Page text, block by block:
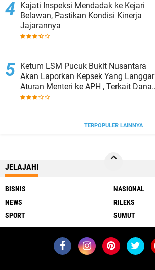
Kajati Inspeksi Mendadak ke Kejari
Belawan, Pastikan Kondisi Kinerja
Jajarannya
Ketum LSM Pucuk Bukit Nusantara
Akan Laporkan Kepsek Yang Langgar
Aturan Menteri ke APH , Terkait Dana
Revitalisasi Sekolah
TERPOPULER LAINNYA
JELAJAHI
BISNIS
NASIONAL
NEWS
RILEKS
SPORT
SUMUT